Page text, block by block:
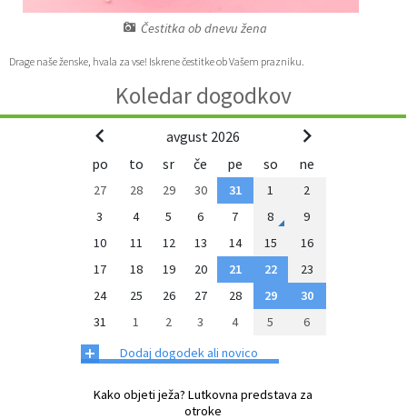
Čestitka ob dnevu žena
Drage naše ženske, hvala za vse! Iskrene čestitke ob Vašem prazniku.
Koledar dogodkov
avgust 2026
po
to sr če pe so ne
27 28 29 30 31 1
2
3
4 5 6 7 8
9
10
11 12 13 14 15
16
17
18 19 20 21 22
23
24
25 26 27 28 29
30
31
1 2 3 4 5 6
+ Dodaj dogodek ali novico
Kako objeti ježa? Lutkovna predstava za
otroke
Zaščita prijaviteljev
Katalog informacij javnega značaja
Fotogalerija
Organigram
Sosvet Občine Dravograd in Policijske postaje Dravograd
Svet koroške regije
Javni razpisi in objave
Varuhov kotiček
Lokalne volitve
Projekti in investicije
Z mladinskim delom proti prekarnosti mladih – pilotni projekt – DRAVIT DRAVOGRAD
Celostna prometna strategija
Lokalni program za mladino 2023 – 2028
Občinski predpisi
3D model
3D predstavitev občine
Virtualna panorama